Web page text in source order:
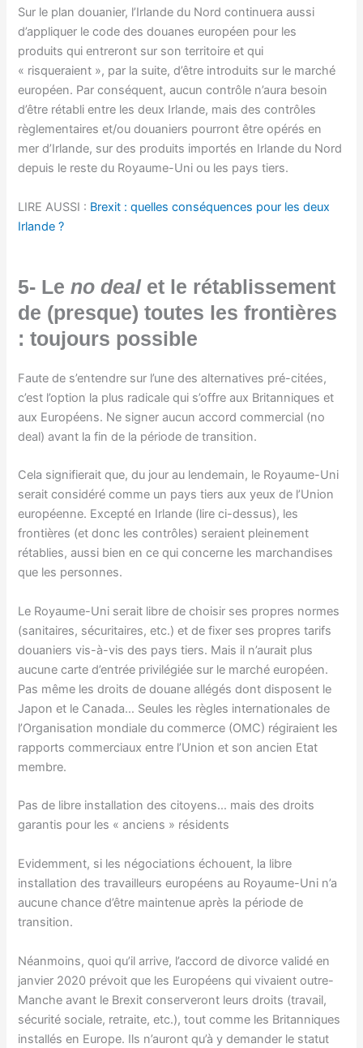
Sur le plan douanier, l’Irlande du Nord continuera aussi
d’appliquer le code des douanes européen pour les
produits qui entreront sur son territoire et qui
« risqueraient », par la suite, d’être introduits sur le marché
européen. Par conséquent, aucun contrôle n’aura besoin
d’être rétabli entre les deux Irlande, mais des contrôles
règlementaires et/ou douaniers pourront être opérés en
mer d’Irlande, sur des produits importés en Irlande du Nord
depuis le reste du Royaume-Uni ou les pays tiers.
LIRE AUSSI : Brexit : quelles conséquences pour les deux
Irlande ?
5- Leno dealet le rétablissement
de (presque) toutes les frontières
: toujours possible
Faute de s’entendre sur l’une des alternatives pré-citées,
c’est l’option la plus radicale qui s’offre aux Britanniques et
aux Européens. Ne signer aucun accord commercial (no
deal) avant la fin de la période de transition.
Cela signifierait que, du jour au lendemain, le Royaume-Uni
serait considéré comme un pays tiers aux yeux de l’Union
européenne. Excepté en Irlande (lire ci-dessus), les
frontières (et donc les contrôles) seraient pleinement
rétablies, aussi bien en ce qui concerne les marchandises
que les personnes.
Le Royaume-Uni serait libre de choisir ses propres normes
(sanitaires, sécuritaires, etc.) et de fixer ses propres tarifs
douaniers vis-à-vis des pays tiers. Mais il n’aurait plus
aucune carte d’entrée privilégiée sur le marché européen.
Pas même les droits de douane allégés dont disposent le
Japon et le Canada… Seules les règles internationales de
l’Organisation mondiale du commerce (OMC) régiraient les
rapports commerciaux entre l’Union et son ancien Etat
membre.
Pas de libre installation des citoyens… mais des droits
garantis pour les « anciens » résidents
Evidemment, si les négociations échouent, la libre
installation des travailleurs européens au Royaume-Uni n’a
aucune chance d’être maintenue après la période de
transition.
Néanmoins, quoi qu’il arrive, l’accord de divorce validé en
janvier 2020 prévoit que les Européens qui vivaient outre-
Manche avant le Brexit conserveront leurs droits (travail,
sécurité sociale, retraite, etc.), tout comme les Britanniques
installés en Europe. Ils n’auront qu’à y demander le statut